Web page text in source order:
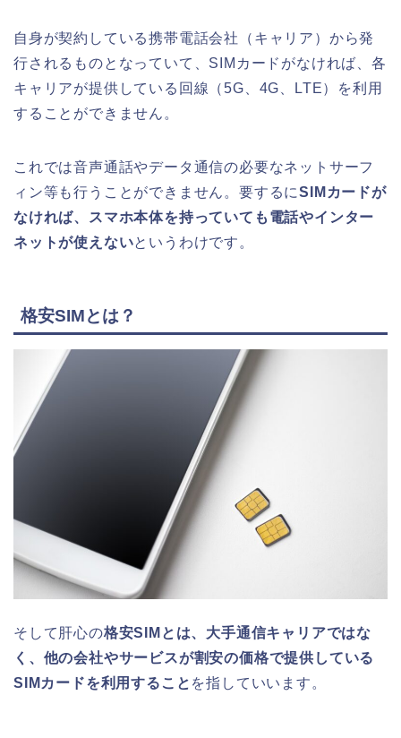
自身が契約している携帯電話会社（キャリア）から発
行されるものとなっていて、 SIM カードがなければ、各
キャリアが提供している回線（5G、4G、LTE）
を利用
することができません。
これでは音声通話やデータ通信の必要なネットサーフ
ィン等も行うことができません。要するにSIMカードが
なければ、スマホ本体を持っていても電話やインター
ネットが使えないというわけです。
格安SIMとは？
そして肝心の格安SIMとは、大手通信キャリアではな
く、他の会社やサービスが割安の価格で提供している
SIMカードを利用すること を指していいます。